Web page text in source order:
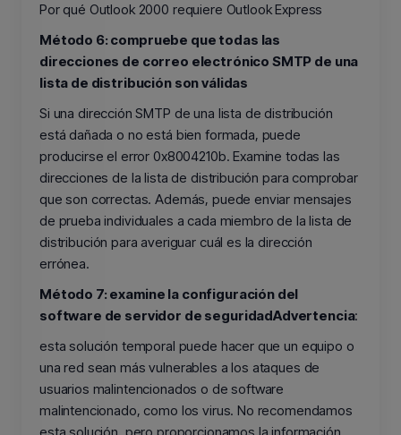
Por qué Outlook 2000 requiere Outlook Express
Método 6: compruebe que todas las
direcciones de correo electrónico SMTP de una
lista de distribución son válidas
Si una dirección SMTP de una lista de distribución
está dañada o no está bien formada, puede
producirse el error 0x8004210b. Examine todas las
direcciones de la lista de distribución para comprobar
que son correctas. Además, puede enviar mensajes
de prueba individuales a cada miembro de la lista de
distribución para averiguar cuál es la dirección
errónea.
Método 7: examine la configuración del
software de servidor de seguridadAdvertencia:
esta solución temporal puede hacer que un equipo o
una red sean más vulnerables a los ataques de
usuarios malintencionados o de software
malintencionado, como los virus. No recomendamos